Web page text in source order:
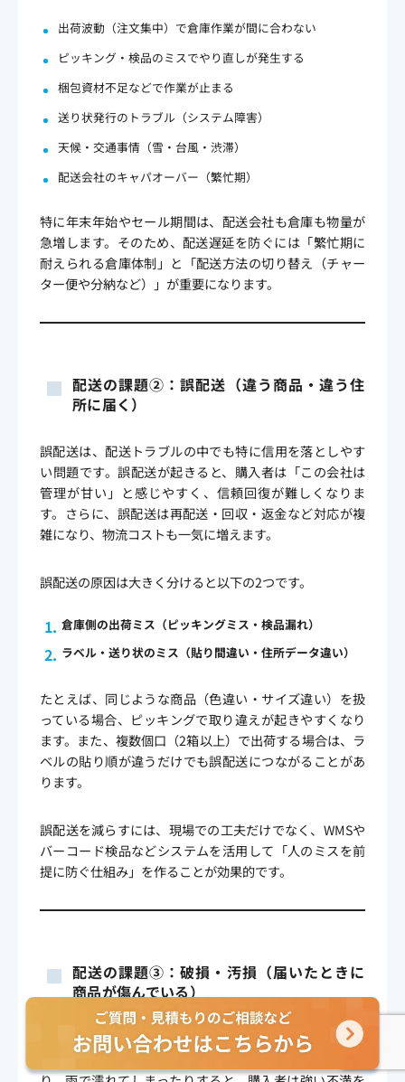
出荷波動（注文集中）で倉庫作業が間に合わない
ピッキング・検品のミスでやり直しが発生する
梱包資材不足などで作業が止まる
送り状発行のトラブル（システム障害）
天候・交通事情（雪・台風・渋滞）
配送会社のキャパオーバー（繁忙期）
特に年末年始やセール期間は、配送会社も倉庫も物量が
急増します。そのため、配送遅延を防ぐには「繁忙期に
耐えられる倉庫体制」と「配送方法の切り替え（チャー
ター便や分納など）」が重要になります。
配送の課題②：誤配送（違う商品・違う住
所に届く）
誤配送は、配送トラブルの中でも特に信用を落としやす
い問題です。誤配送が起きると、購入者は「この会社は
管理が甘い」と感じやすく、信頼回復が難しくなりま
す。さらに、誤配送は再配送・回収・返金など対応が複
雑になり、物流コストも一気に増えます。
誤配送の原因は大きく分けると以下の2つです。
倉庫側の出荷ミス（ピッキングミス・検品漏れ）
ラベル・送り状のミス（貼り間違い・住所データ違い）
たとえば、同じような商品（色違い・サイズ違い）を扱
っている場合、ピッキングで取り違えが起きやすくなり
ます。また、複数個口（2箱以上）で出荷する場合は、ラ
ベルの貼り順が違うだけでも誤配送につながることがあ
ります。
誤配送を減らすには、現場での工夫だけでなく、WMSや
バーコード検品などシステムを活用して「人のミスを前
提に防ぐ仕組み」を作ることが効果的です。
配送の課題③：破損・汚損（届いたときに
商品が傷んでいる）
配送でよくある課題として、荷物の破損・汚損も見逃せ
ません。配送中に箱が潰れていたり、商品が割れていた